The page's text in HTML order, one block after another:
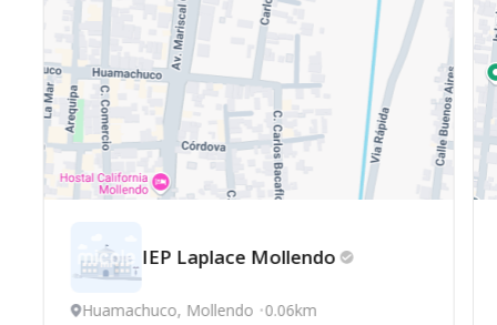
IEP Laplace Mollendo
Huamachuco, Mollendo 0.06km